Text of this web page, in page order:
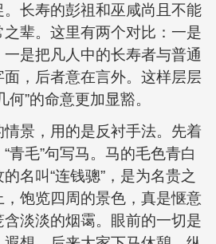
长寿的彭祖和巫咸尚且不能
辈。这里有两个对比：一是
是把凡人中的长寿者与普通
面，后者意在言外。这样层层
何”的命意更加显豁。
景，用的是反衬手法。先着
青毛”句写马。马的毛色青白
名叫“连钱骢”，是为名贵之
饱览四周的景色，真是惬意
淡淡的烟霭。眼前的一切是